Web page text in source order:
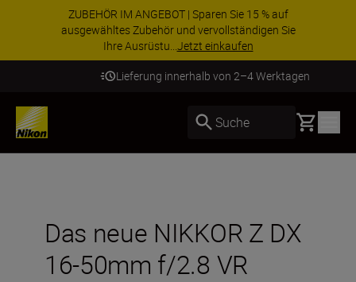
ZUBEHÖR IM ANGEBOT | Sparen Sie 15 % auf
ausgewähltes Zubehör und vervollständigen Sie
Ihre Ausrüstu...Jetzt einkaufen
Lieferung innerhalb von 2–4 Werktagen
Suche Basket
Das neue NIKKOR Z DX
16-50mm f/2.8 VR